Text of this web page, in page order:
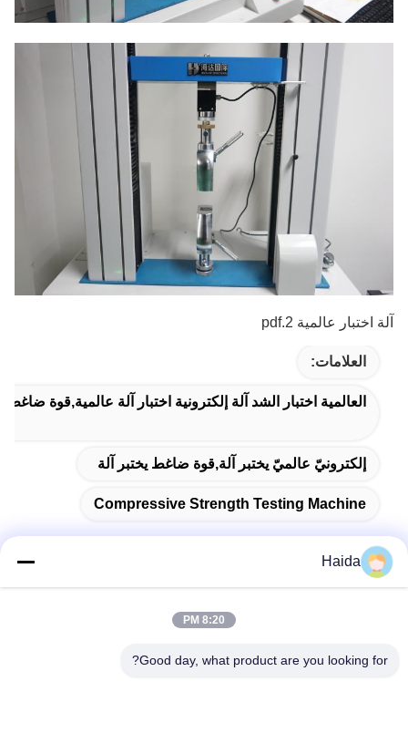
آلة اختبار عالمية 2.pdf
العلامات:
العالمية اختبار الشد آلة إلكترونية اختبار آلة عالمية,قوة ضاغط
إلكترونيّ عالميّ يختبر آلة,قوة ضاغط يختبر آلة
Compressive Strength Testing Machine
العنوان
Haida
8:20 PM
Good day, what product are you looking for?